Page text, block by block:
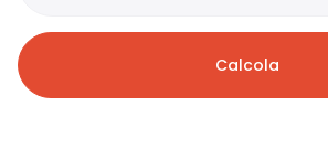
Calcola